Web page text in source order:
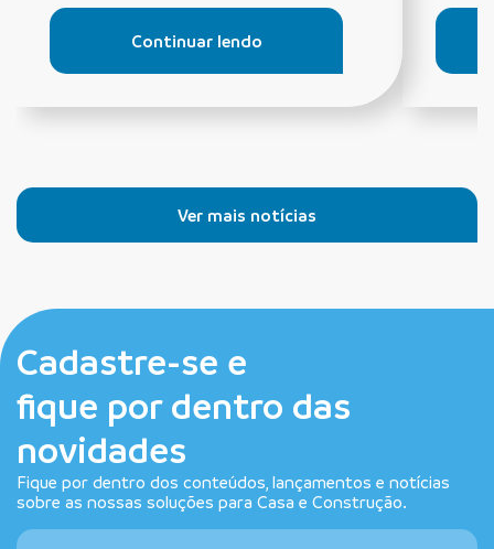
Continuar lendo
Ver mais notícias
Cadastre-se e
fique por dentro das
novidades
Fique por dentro dos conteúdos, lançamentos e notícias
sobre as nossas soluções para Casa e Construção.